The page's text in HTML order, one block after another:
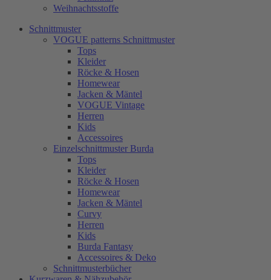
Weihnachtsstoffe
Schnittmuster
VOGUE patterns Schnittmuster
Tops
Kleider
Röcke & Hosen
Homewear
Jacken & Mäntel
VOGUE Vintage
Herren
Kids
Accessoires
Einzelschnittmuster Burda
Tops
Kleider
Röcke & Hosen
Homewear
Jacken & Mäntel
Curvy
Herren
Kids
Burda Fantasy
Accessoires & Deko
Schnittmusterbücher